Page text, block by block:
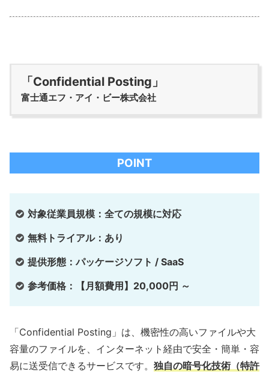
「Confidential Posting」
富士通エフ・アイ・ビー株式会社
POINT
対象従業員規模：全ての規模に対応
無料トライアル：あり
提供形態：パッケージソフト / SaaS
参考価格：【月額費用】20,000円 ～
「Confidential Posting」は、機密性の高いファイルや大
容量のファイルを、インターネット経由で安全・簡単・容
易に送受信できるサービスです。 独自の暗号化技術（特許